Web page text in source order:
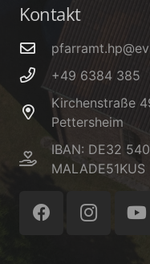
Kontakt
+49 6384 385
Kirchenstraße
Pettersheim
IBAN: DE32
MALADE51KUS